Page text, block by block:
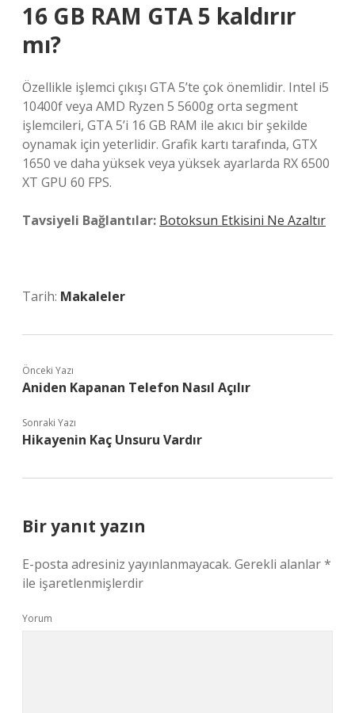
16 GB RAM GTA 5 kaldırır
mı?
Özellikle işlemci çıkışı GTA 5’te çok önemlidir. Intel i5
10400f veya AMD Ryzen 5 5600g orta segment
işlemcileri, GTA 5’i 16 GB RAM ile akıcı bir şekilde
oynamak için yeterlidir. Grafik kartı tarafında, GTX
1650 ve daha yüksek veya yüksek ayarlarda RX 6500
XT GPU 60 FPS.
Tavsiyeli Bağlantılar: Botoksun Etkisini Ne Azaltır
Tarih: Makaleler
Önceki Yazı
Aniden Kapanan Telefon Nasıl Açılır
Sonraki Yazı
Hikayenin Kaç Unsuru Vardır
Bir yanıt yazın
E-posta adresiniz yayınlanmayacak. Gerekli alanlar*
ile işaretlenmişlerdir
Yorum